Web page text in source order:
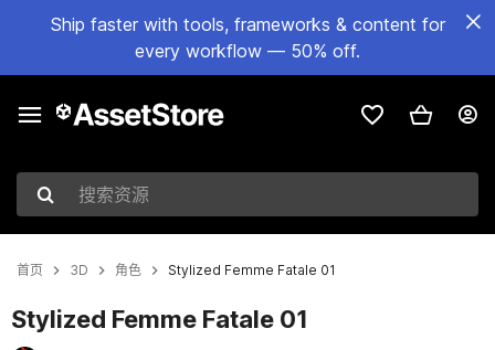
Ship faster with tools, frameworks & content for
every workflow — 50% off.
搜索资源
首页 3D 角色 Stylized Femme Fatale 01
Stylized Femme Fatale 01